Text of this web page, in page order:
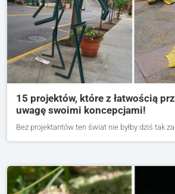
15 projektów, które z łatwością
uwagę swoimi koncepcjami!
Bez projektantów ten świat nie byłby dziś tak